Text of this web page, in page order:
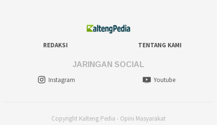
REDAKSI TENTANG KAMI
JARINGAN SOCIAL
Instagram
Youtube
Copyright Kalteng Pedia - Opini Masyarakat